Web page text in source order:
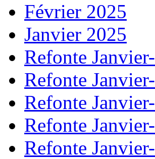
Février 2025
Janvier 2025
Refonte
Refonte
Refonte
Refonte
Refonte